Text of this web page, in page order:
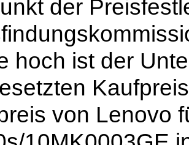
der
hoch ist der
von Lenovo